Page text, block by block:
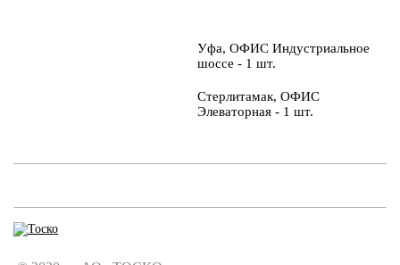
Уфа, ОФИС Индустриальное
шоссе - 1 шт.
Стерлитамак, ОФИС
Элеваторная - 1 шт.